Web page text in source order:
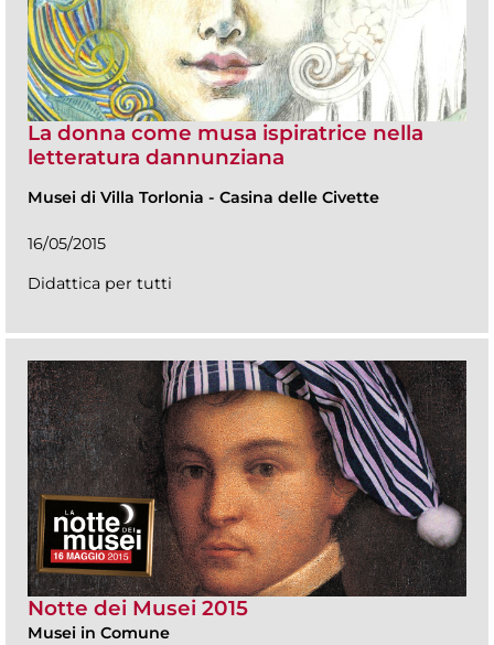
La donna come musa ispiratrice nella
letteratura dannunziana
Musei di Villa Torlonia - Casina delle Civette
16/05/2015
Didattica per tutti
Notte dei Musei 2015
Musei in Comune